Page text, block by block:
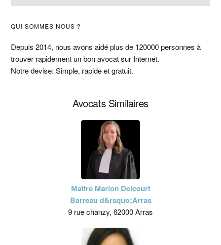
Barre
latérale
principale
QUI SOMMES NOUS ?
Depuis 2014, nous avons aidé plus de 120000 personnes à
trouver rapidement un bon avocat sur Internet.
Notre devise: Simple, rapide et gratuit.
Avocats Similaires
Maître Marion Delcourt
Barreau d&rsquo;Arras
9 rue chanzy, 62000 Arras